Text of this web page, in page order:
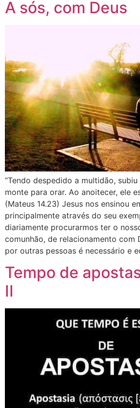
A sós, com Deus
“Tendo despedido a multidão,
monte para orar. Ao anoitecer, ele
(Mateus 14.23) Jesus nos ensinou
principalmente através do seu
diariamente procurarmos ter o
comunhão, de relacionamento com
por outras pessoas é necessário e
Tempo de
II